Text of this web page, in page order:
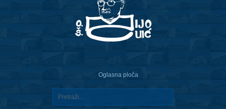
Oglasna ploča